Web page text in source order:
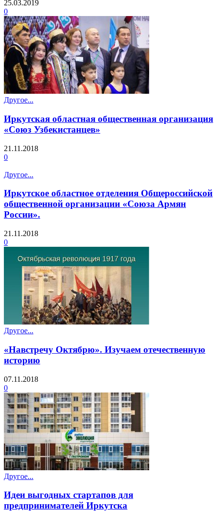
25.03.2019
0
Другое...
Иркутская областная общественная организация
«Союз Узбекистанцев»
21.11.2018
0
Другое...
Иркутское областное отделения Общероссийской
общественной организации «Союза Армян
России».
21.11.2018
0
Другое...
«Навстречу Октябрю». Изучаем отечественную
историю
07.11.2018
0
Другое...
Идеи выгодных стартапов для
предпринимателей Иркутска